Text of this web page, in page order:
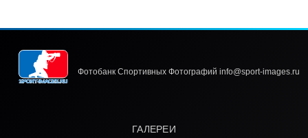
Фотобанк Спортивных Фотографий info@sport-images.ru
ГАЛЕРЕИ